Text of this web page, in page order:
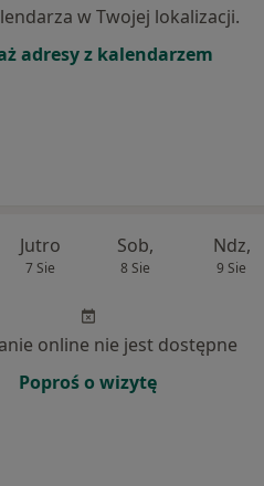
w Twojej lokalizacji.
adresy z kalendarzem
Jutro
7 Sie
Sob,
8 Sie
Ndz,
9 Sie
online nie jest dostępne
Poproś o wizytę